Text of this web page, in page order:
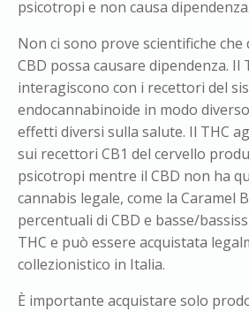
psicotropi e non causa dipendenza.
Non ci sono prove scientifiche
CBD possa causare dipendenza. Il
interagiscono con i recettori del
endocannabinoide in modo
effetti diversi sulla salute. Il THC
sui recettori CB1 del cervello
psicotropi mentre il CBD non ha
cannabis legale, come la Caramel
percentuali di CBD e basse/
THC e può essere acquistata
collezionistico in Italia.
È importante acquistare solo